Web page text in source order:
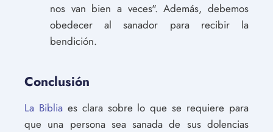
nos van bien a veces". Además, debemos
obedecer al sanador para recibir la
bendición.
Conclusión
La Bibliaes clara sobre lo que se requiere para
que una persona sea sanada de sus dolencias